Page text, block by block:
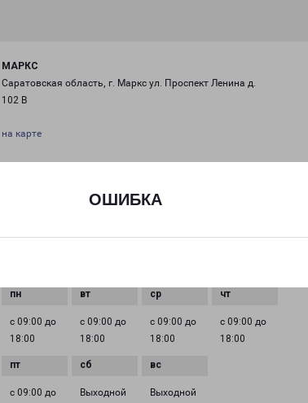
ОШИБКА
МАРКС
Саратовская область, г. Маркс ул. Проспект Ленина д.
102 В
на карте
marks-fr@pecom.ru
с 09:00 до
18:00
с 09:00 до
18:00
с 09:00 до
18:00
с 09:00 до
18:00
с 09:00 до
Выходной Выходной